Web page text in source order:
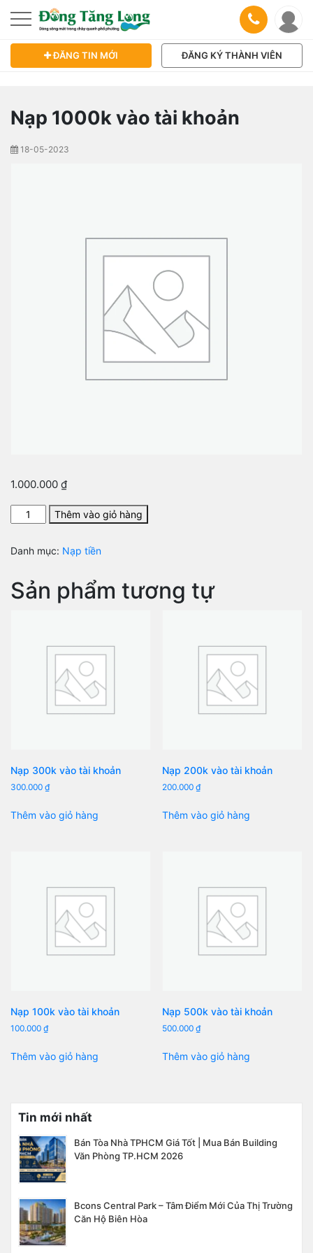
ĐĂNG TIN MỚI ĐĂNG KÝ THÀNH VIÊN
Nạp 1000k vào tài khoản
18-05-2023
1.000.000 ₫
Nạp
1000k
tài
số
lượng
Thêm vào giỏ hàng
Danh mục: Nạp tiền
Sản phẩm tương tự
Nạp 300k vào tài khoản
300.000 ₫
Thêm vào giỏ hàng
Nạp 200k vào tài khoản
200.000₫
Thêm vào giỏ hàng
Nạp 100k vào tài khoản
100.000 ₫
Thêm vào giỏ hàng
Nạp 500k vào tài khoản
500.000₫
Thêm vào giỏ hàng
Tin mới nhất
Bán Tòa Nhà TPHCM Giá Tốt | Mua Bán Building
Văn Phòng TP.HCM 2026
Bcons Central Park – Tâm Điểm Mới Của Thị Trường
Căn Hộ Biên Hòa